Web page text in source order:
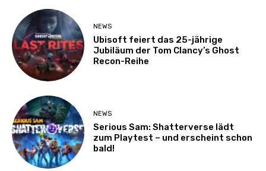
NEWS
Ubisoft feiert das 25-jährige
Jubiläum der Tom Clancy’s Ghost
Recon-Reihe
NEWS
Serious Sam: Shatterverse lädt
zum Playtest – und erscheint schon
bald!